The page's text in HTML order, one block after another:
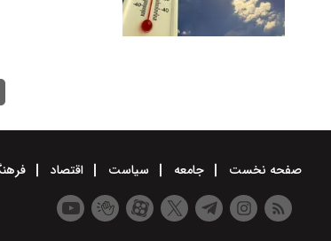
صفحه نخست جامعه سیاست اقتصاد